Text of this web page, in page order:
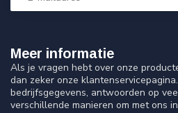
Meer informatie
Als je vragen hebt over onze
dan zeker onze
bedrijfsgegevens, antwoorden op
verschillende manieren om met ons